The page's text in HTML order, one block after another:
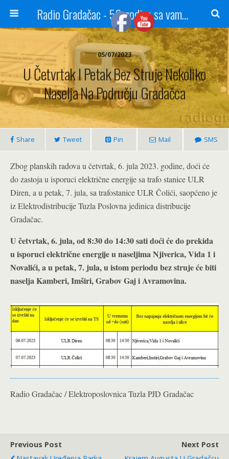
Radio Gradačac - 56 godina sa vama...
05/07/2023
U Četvrtak I Petak Bez Struje Nekoliko
Naselja Na Području Gradačca
Share Tweet Pin Mail SMS
Zbog planskih radova u četvrtak, 6. jula 2023. godine, doći će
do zastoja u isporuci električne energije sa trafo stanice ULR
Diren, a u petak, 7. jula, sa trafostanice ULR Čolići, saopćeno je
iz Elektrodistribucije Tuzla Poslovna jedinica distribucije
Gradačac.
U četvrtak, 6. jula, od 8:30 do 14:30 sati doći će do prekida
u isporuci električne energije u naseljima Njiverica, Vida 1 i
Novalići, a u petak, 7. jula, u istom periodu bez struje će biti
naselja Kamberi, Imširi, Grabov Gaj i Avramovina.
Radio Gradačac / Elektroposlovnica Tuzla PJD Gradačac
Previous Post
Next Post